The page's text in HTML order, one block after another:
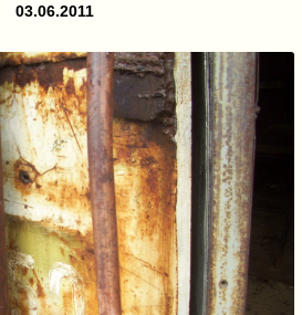
03.06.2011